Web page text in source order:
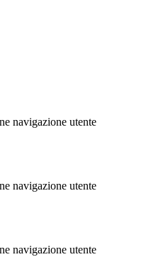
navigazione utente
navigazione utente
navigazione utente